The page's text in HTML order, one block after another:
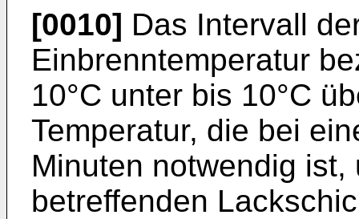
[0010] Das Intervall
Einbrenntemperatur
10°C unter bis 10°C
Temperatur, die bei
Minuten notwendig
betreffenden